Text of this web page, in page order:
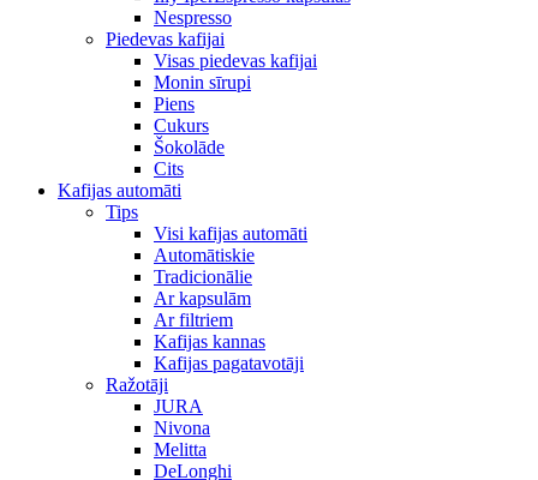
Nespresso
Piedevas kafijai
Visas piedevas kafijai
Monin sīrupi
Piens
Cukurs
Šokolāde
Cits
Kafijas automāti
Tips
Visi kafijas automāti
Automātiskie
Tradicionālie
Ar kapsulām
Ar filtriem
Kafijas kannas
Kafijas pagatavotāji
Ražotāji
JURA
Nivona
Melitta
DeLonghi